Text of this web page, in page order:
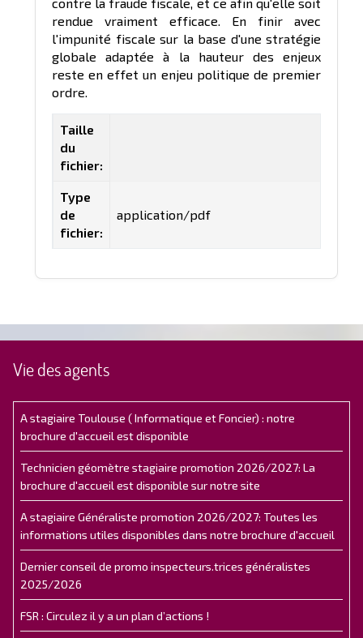
rendue vraiment efficace. En finir avec
l'impunité fiscale sur la base d'une stratégie
globale adaptée à la hauteur des enjeux
reste en effet un enjeu politique de premier
ordre.
Taille
du
fichier:
Type
de
fichier:
application/pdf
Vie des agents
A stagiaire Toulouse ( Informatique et Foncier) : notre
brochure d'accueil est disponible
Technicien géomètre stagiaire promotion 2026/2027: La
brochure d'accueil est disponible sur notre site
A stagiaire Généraliste promotion 2026/2027: Toutes les
informations utiles disponibles dans notre brochure d'accueil
Dernier conseil de promo inspecteurs.trices généralistes
2025/2026
FSR : Circulez il y a un plan d’actions !